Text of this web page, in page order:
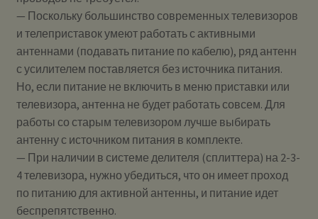
— Поскольку большинство современных телевизоров
и телеприставок умеют работать с активными
антеннами (подавать питание по кабелю), ряд антенн
с усилителем поставляется без источника питания.
Но, если питание не включить в меню приставки или
телевизора, антенна не будет работать совсем. Для
работы со старым телевизором лучше выбирать
антенну с источником питания в комплекте.
— При наличии в системе делителя (сплиттера) на 2-3-
4 телевизора, нужно убедиться, что он имеет проход
по питанию для активной антенны, и питание идет
беспрепятственно.